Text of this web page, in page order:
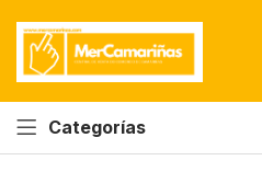
Categorías